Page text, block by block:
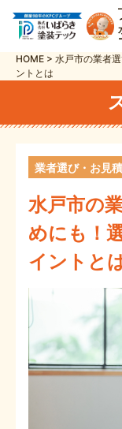
HOME > 水戸市の業者
ントとは
水戸市の
めにも！
イントと
業者選び・お見